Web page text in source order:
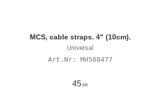
MCS, cable straps. 4" (10cm).
Universal
MH508477
45 KR